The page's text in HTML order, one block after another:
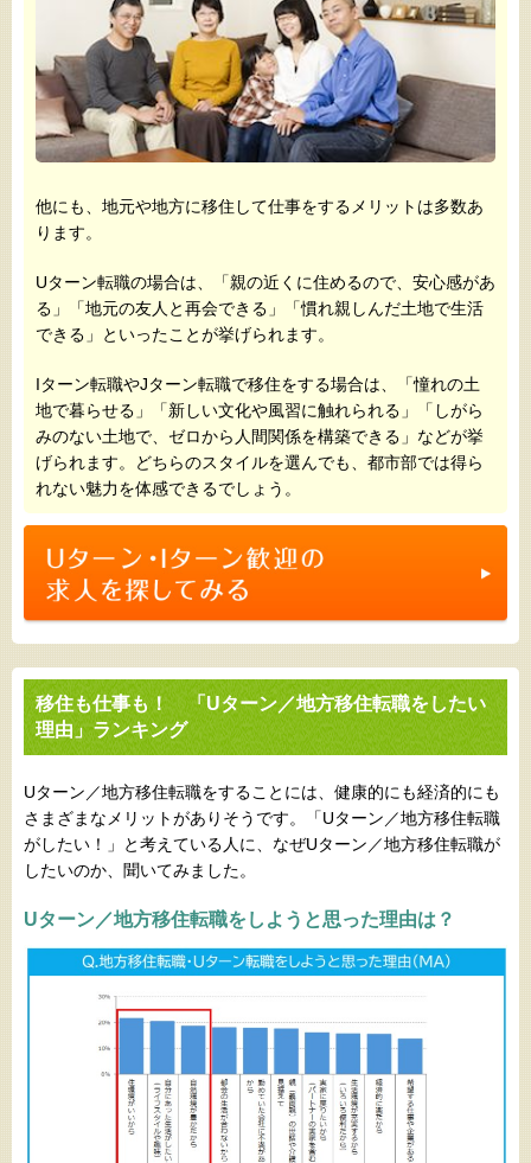
他にも、地元や地方に移住して仕事をするメリットは多数あ
ります。
Uターン転職の場合は、「親の近くに住めるので、安心感があ
る」「地元の友人と再会できる」「慣れ親しんだ土地で生活
できる」といったことが挙げられます。
Iターン転職やJターン転職で移住をする場合は、「憧れの土
地で暮らせる」「新しい文化や風習に触れられる」「しがら
みのない土地で、ゼロから人間関係を構築できる」などが挙
げられます。どちらのスタイルを選んでも、都市部では得ら
れない魅力を体感できるでしょう。
移住も仕事も！ 「Uターン／地方移住転職をしたい
理由」ランキング
Uターン／地方移住転職をすることには、健康的にも経済的にも
さまざまなメリットがありそうです。「Uターン／地方移住転職
がしたい！」と考えている人に、なぜUターン／地方移住転職が
したいのか、聞いてみました。
Uターン／地方移住転職をしようと思った理由は？